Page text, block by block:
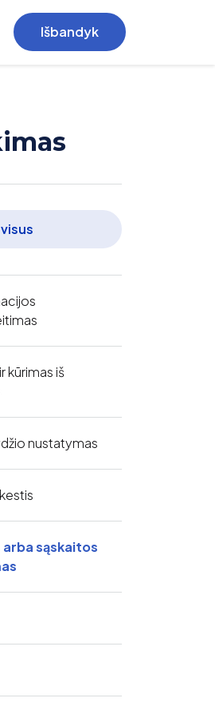
Išbandyk
kūrimas iš
nustatymas
sąskaitos